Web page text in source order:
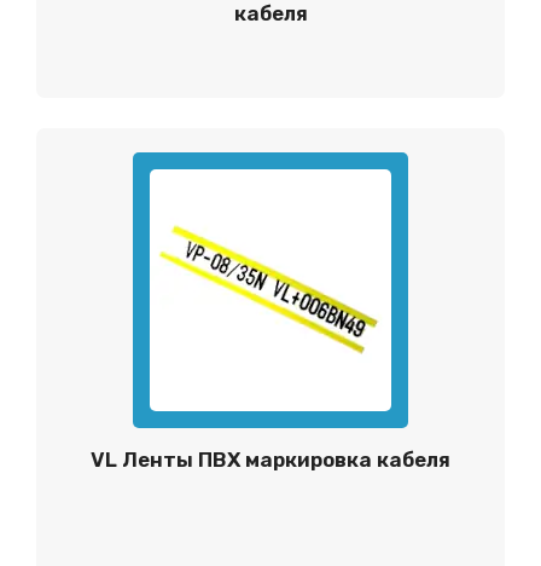
кабеля
VL Ленты ПВХ маркировка кабеля